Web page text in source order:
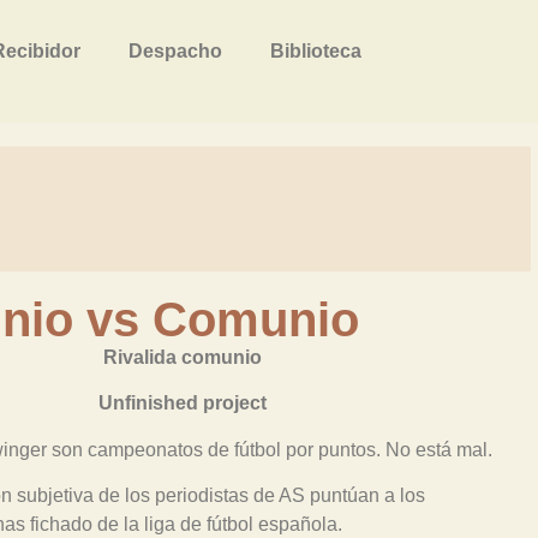
Despacho Biblioteca
vs Comunio
Rivalida comunio
Unfinished project
son campeonatos de fútbol por puntos. No está mal.
subjetiva de los periodistas de AS puntúan a los
fichado de la liga de fútbol española.